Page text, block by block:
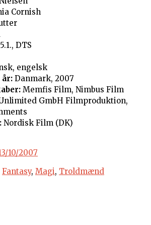
Cornish
DTS
engelsk
år: Danmark, 2007
Memfis Film, Nimbus Film
GmbH Filmproduktion,
Nordisk Film (DK)
10/2007
Fantasy, Magi, Troldmænd